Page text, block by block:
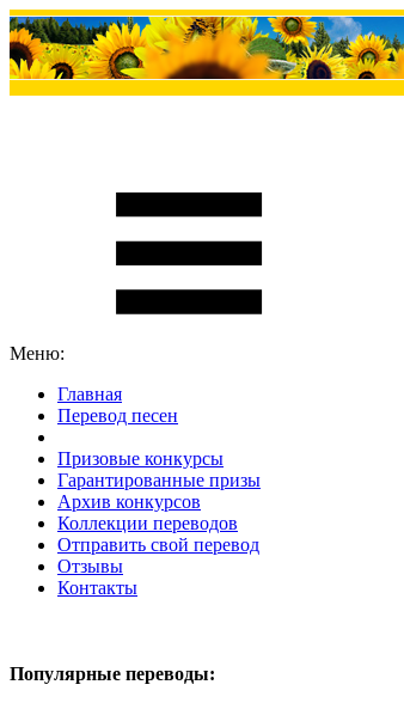
Меню:
Главная
Перевод песен
Призовые конкурсы
Гарантированные призы
Архив конкурсов
Коллекции переводов
Отправить свой перевод
Отзывы
Контакты
Популярные переводы: